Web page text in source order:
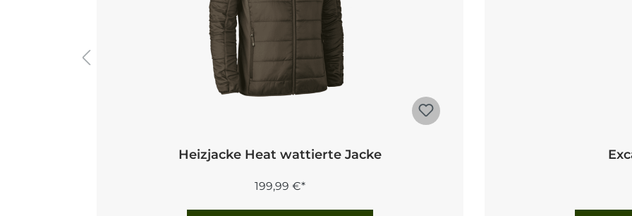
Heizjacke Heat wattierte Jacke
199,99 €*